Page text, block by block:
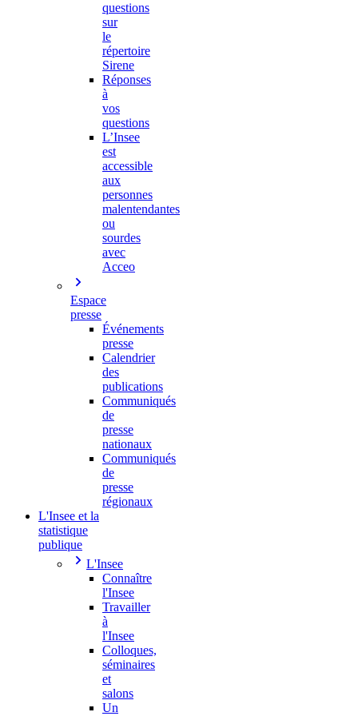
questions
sur
le
répertoire
Sirene
Réponses
à
vos
questions
L’Insee
est
accessible
aux
personnes
malentendantes
ou
sourdes
avec
Acceo
Espace
presse
Événements
presse
Calendrier
des
publications
Communiqués
de
presse
nationaux
Communiqués
de
presse
régionaux
L'Insee et la
statistique
publique
L'Insee
Connaître
l'Insee
Travailler
à
l'Insee
Colloques,
séminaires
et
salons
Un